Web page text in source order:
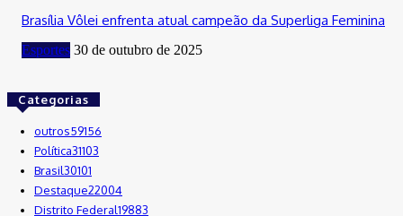
Brasília Vôlei enfrenta atual campeão da Superliga Feminina
Esportes 30 de outubro de 2025
Categorias
outros59156
Política31103
Brasil30101
Destaque22004
Distrito Federal19883